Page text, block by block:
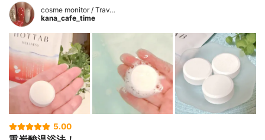
cosme monitor / Trav…
kana_cafe_time
5.00